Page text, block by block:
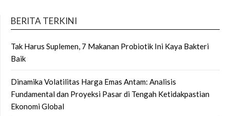
BERITA TERKINI
Tak Harus Suplemen, 7 Makanan Probiotik Ini Kaya Bakteri
Baik
Dinamika Volatilitas Harga Emas Antam: Analisis
Fundamental dan Proyeksi Pasar di Tengah Ketidakpastian
Ekonomi Global